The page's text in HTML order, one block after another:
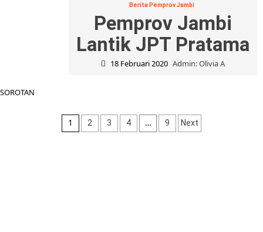
Berita Pemprov Jambi
Pemprov Jambi
Lantik JPT Pratama
18 Februari 2020 Admin: Olivia A
SOROTAN
Navigasi
1 2 3 4 … 9 Next